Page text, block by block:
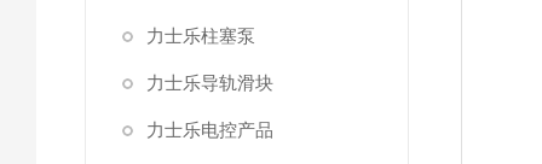
力士乐柱塞泵
力士乐导轨滑块
力士乐电控产品